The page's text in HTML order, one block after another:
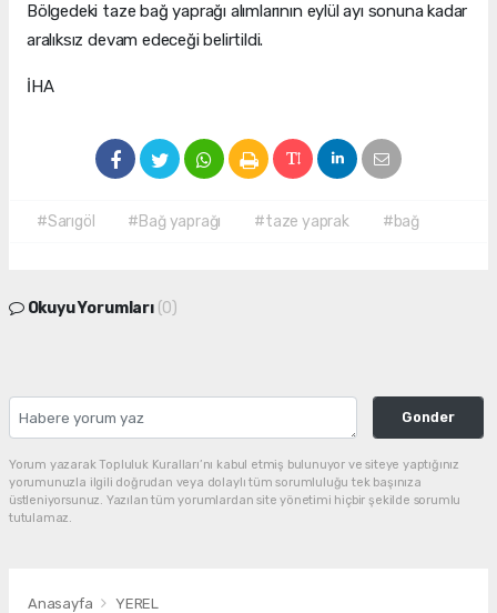
Bölgedeki taze bağ yaprağı alımlarının eylül ayı sonuna kadar
aralıksız devam edeceği belirtildi.
İHA
#Sarıgöl #Bağ yaprağı #taze yaprak #bağ
Okuyu Yorumları (0)
Gonder
Yorum yazarak Topluluk Kuralları’nı kabul etmiş bulunuyor ve siteye yaptığınız
yorumunuzla ilgili doğrudan veya dolaylı tüm sorumluluğu tek başınıza
üstleniyorsunuz. Yazılan tüm yorumlardan site yönetimi hiçbir şekilde sorumlu
tutulamaz.
Anasayfa YEREL